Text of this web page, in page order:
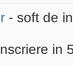
- soft de
in